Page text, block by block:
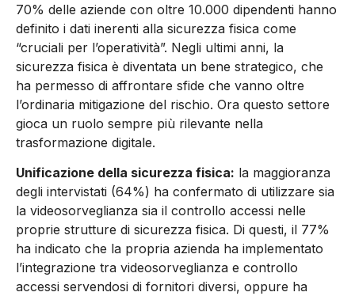
70% delle aziende con oltre 10.000 dipendenti hanno
definito i dati inerenti alla sicurezza fisica come
“cruciali per l’operatività”. Negli ultimi anni, la
sicurezza fisica è diventata un bene strategico, che
ha permesso di affrontare sfide che vanno oltre
l’ordinaria mitigazione del rischio. Ora questo settore
gioca un ruolo sempre più rilevante nella
trasformazione digitale.
Unificazione della sicurezza fisica: la maggioranza
degli intervistati (64%) ha confermato di utilizzare sia
la videosorveglianza sia il controllo accessi nelle
proprie strutture di sicurezza fisica. Di questi, il 77%
ha indicato che la propria azienda ha implementato
l’integrazione tra videosorveglianza e controllo
accessi servendosi di fornitori diversi, oppure ha